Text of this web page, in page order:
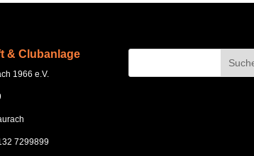
& Clubanlage
1966 e.V.
7299899